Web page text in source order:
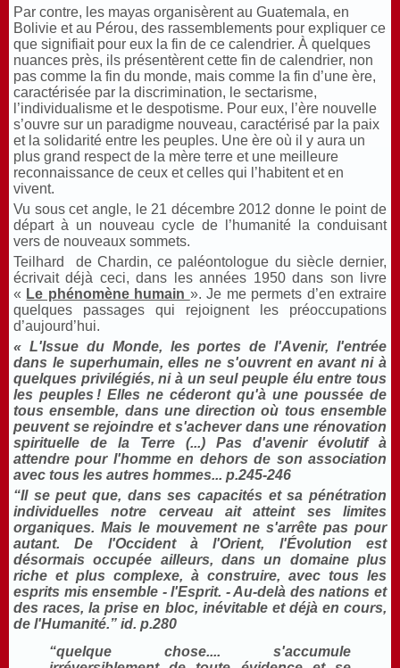
Par contre, les mayas organisèrent au Guatemala, en
Bolivie et au Pérou, des rassemblements pour expliquer ce
que signifiait pour eux la fin de ce calendrier. À quelques
nuances près, ils présentèrent cette fin de calendrier, non
pas comme la fin du monde, mais comme la fin d’une ère,
caractérisée par la discrimination, le sectarisme,
l’individualisme et le despotisme. Pour eux, l’ère nouvelle
s’ouvre sur un paradigme nouveau, caractérisé par la paix
et la solidarité entre les peuples. Une ère où il y aura un
plus grand respect de la mère terre et une meilleure
reconnaissance de ceux et celles qui l’habitent et en
vivent.
Vu sous cet angle, le 21 décembre 2012 donne le point de
départ à un nouveau cycle de l’humanité la conduisant
vers de nouveaux sommets.
Teilhard de Chardin, ce paléontologue du siècle dernier,
écrivait déjà ceci, dans les années 1950 dans son livre
« Le phénomène humain ». Je me permets d’en extraire
quelques passages qui rejoignent les préoccupations
d’aujourd’hui.
« L'Issue du Monde, les portes de l'Avenir, l'entrée
dans le superhumain, elles ne s'ouvrent en avant ni à
quelques privilégiés, ni à un seul peuple élu entre tous
les peuples ! Elles ne céderont qu'à une poussée de
tous ensemble, dans une direction où tous ensemble
peuvent se rejoindre et s'achever dans une rénovation
spirituelle de la Terre (...) Pas d'avenir évolutif à
attendre pour l'homme en dehors de son association
avec tous les autres hommes... p.245-246
“Il se peut que, dans ses capacités et sa pénétration
individuelles notre cerveau ait atteint ses limites
organiques. Mais le mouvement ne s'arrête pas pour
autant. De l'Occident à l'Orient, l'Évolution est
désormais occupée ailleurs, dans un domaine plus
riche et plus complexe, à construire, avec tous les
esprits mis ensemble - l'Esprit. - Au-delà des nations et
des races, la prise en bloc, inévitable et déjà en cours,
de l'Humanité.” id. p.280
“quelque chose.... s'accumule